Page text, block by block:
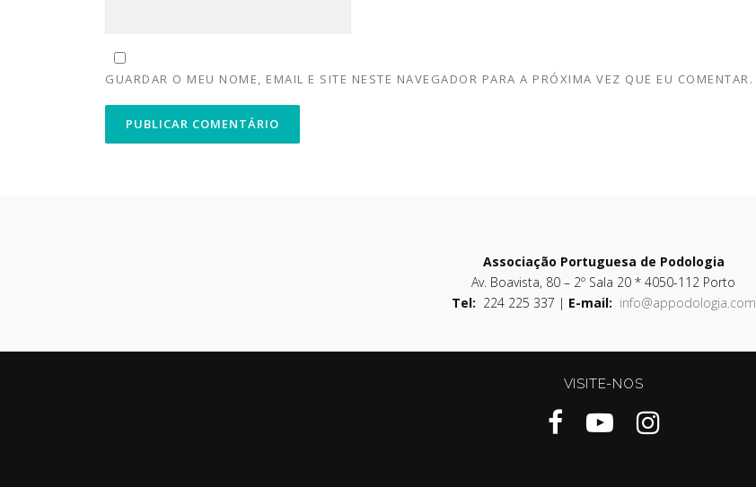
GUARDAR O MEU NOME, EMAIL E SITE NESTE NAVEGADOR PARA A PRÓXIMA VEZ QUE EU COMENTAR.
Associação Portuguesa de Podologia
Av. Boavista, 80 – 2º Sala 20 * 4050-112 Porto
Tel: 224 225 337 | E-mail: info@appodologia.com
VISITE-NOS